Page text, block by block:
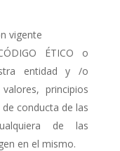
vigente
ÉTICO o
entidad y /o
principios
conducta de las
de las
en el mismo.